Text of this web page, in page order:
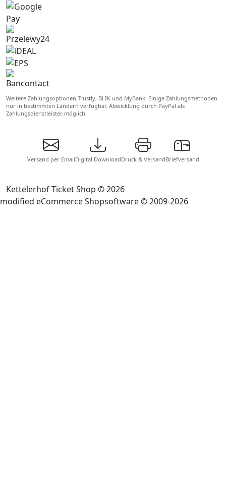
Weitere Zahlungsoptionen Trustly, BLIK und MyBank. Einige Zahlungsmethoden
nur in bestimmten Ländern verfügbar. Abwicklung durch PayPal als
Zahlungsdienstleister möglich.
Versand per EmailDigital DownloadDruck & VersandBriefversand
Kettelerhof Ticket Shop © 2026
modified eCommerce Shopsoftware © 2009-2026